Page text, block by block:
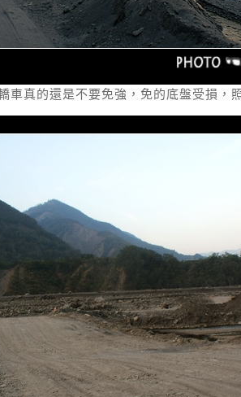
車真的還是不要免強，免的底盤受損，